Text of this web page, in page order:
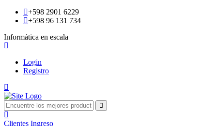
+598 2901 6229
+598 96 131 734
Informática en escala
Login
Registro
Clientes Ingreso